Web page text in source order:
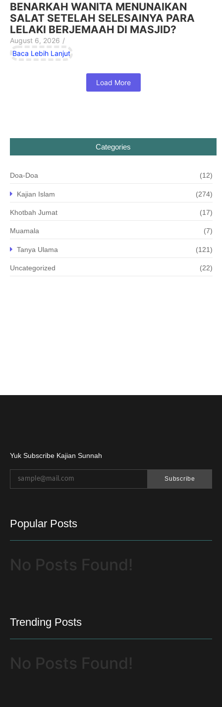
BENARKAH WANITA MENUNAIKAN
SALAT SETELAH SELESAINYA PARA
LELAKI BERJEMAAH DI MASJID?
August 6, 2026 /
Baca Lebih Lanjut
Load More
Categories
Doa-Doa (12)
Kajian Islam (274)
Khotbah Jumat (17)
Muamala (7)
Tanya Ulama (121)
Uncategorized (22)
Yuk Subscribe Kajian Sunnah
Subscribe
Popular Posts
No Posts Found!
Trending Posts
No Posts Found!